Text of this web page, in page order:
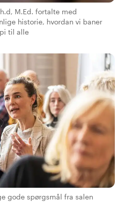
M.Ed. fortalte med
historie, hvordan vi baner
til alle
gode spørgsmål fra salen